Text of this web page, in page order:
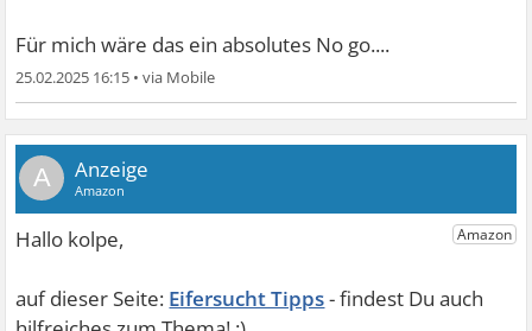
Für mich wäre das ein absolutes No go....
25.02.2025 16:15 •
A
Eifersucht Tipps